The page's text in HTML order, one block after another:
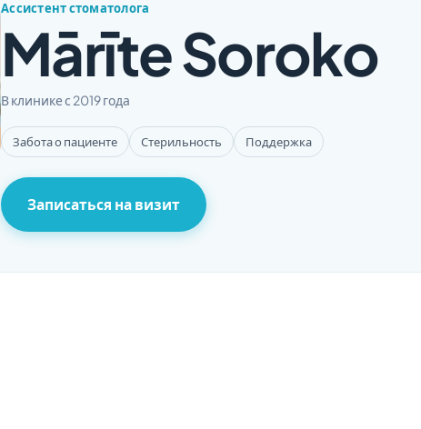
Ассистент стоматолога
Mārīte Soroko
В клинике с 2019 года
Забота о пациенте Стерильность Поддержка
Записаться на визит